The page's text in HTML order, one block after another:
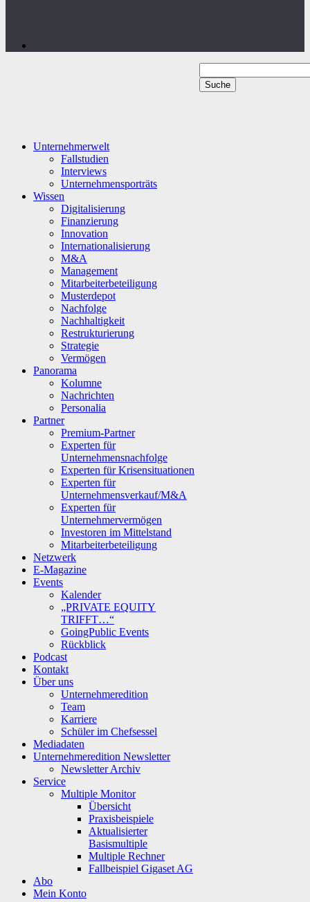
Unternehmerwelt
Fallstudien
Interviews
Unternehmensporträts
Wissen
Digitalisierung
Finanzierung
Innovation
Internationalisierung
M&A
Management
Mitarbeiterbeteiligung
Musterdepot
Nachfolge
Nachhaltigkeit
Restrukturierung
Strategie
Vermögen
Panorama
Kolumne
Nachrichten
Personalia
Partner
Premium-Partner
Experten für
Unternehmensnachfolge
Experten für Krisensituationen
Experten für
Unternehmensverkauf/M&A
Experten für
Unternehmervermögen
Investoren im Mittelstand
Mitarbeiterbeteiligung
Netzwerk
E-Magazine
Events
Kalender
„PRIVATE EQUITY
TRIFFT…“
GoingPublic Events
Rückblick
Podcast
Kontakt
Über uns
Unternehmeredition
Team
Karriere
Schüler im Chefsessel
Mediadaten
Unternehmeredition Newsletter
Newsletter Archiv
Service
Multiple Monitor
Übersicht
Praxisbeispiele
Aktualisierter
Basismultiple
Multiple Rechner
Fallbeispiel Gigaset AG
Abo
Mein Konto